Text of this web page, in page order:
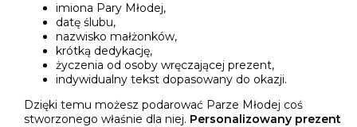
imiona Pary Młodej,
datę ślubu,
nazwisko małżonków,
krótką dedykację,
życzenia od osoby wręczającej prezent,
indywidualny tekst dopasowany do okazji.
Dzięki temu możesz podarować Parze Młodej coś
stworzonego właśnie dla niej. Personalizowany prezent